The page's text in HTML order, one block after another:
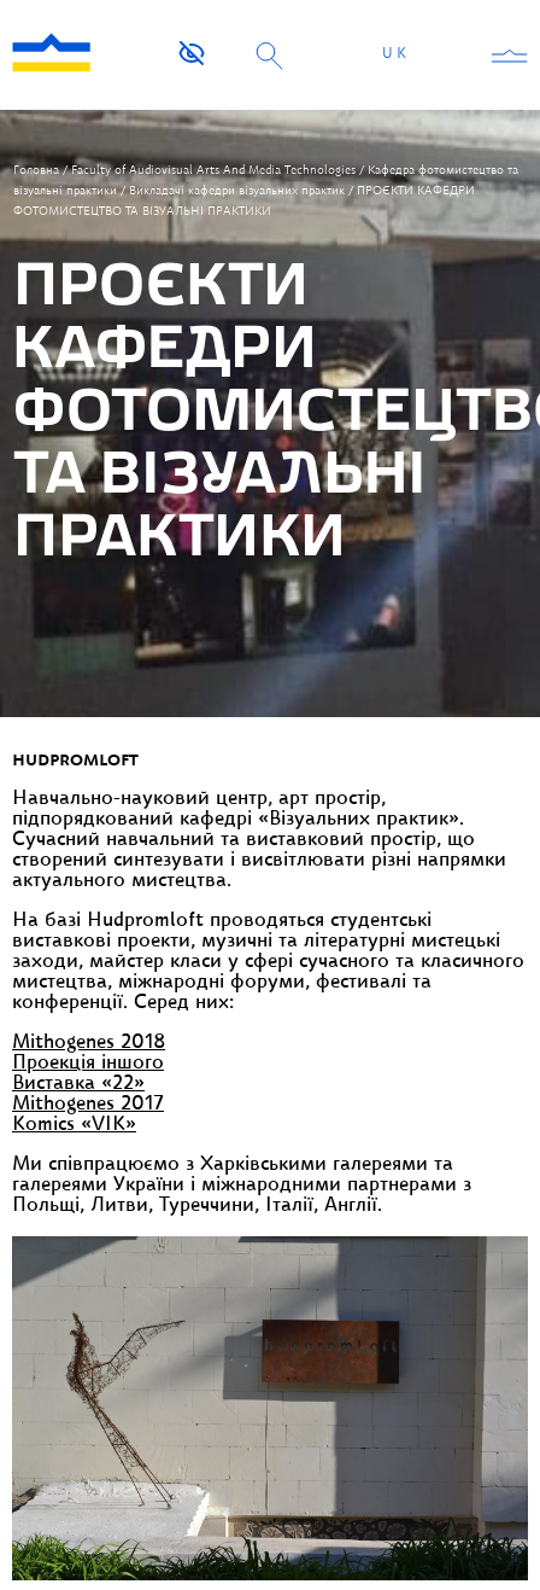
UK
Головна/Faculty of Audiovisual Arts And Media Technologies/Кафедра фотомистецтво та
візуальні практики/Викладачі кафедри візуальних практик / ПРОЄКТИ КАФЕДРИ
ФОТОМИСТЕЦТВО ТА ВІЗУАЛЬНІ ПРАКТИКИ
ПРОЄКТИ
КАФЕДРИ
ТА ВІЗУАЛЬНІ
ПРАКТИКИ
HUDPROMLOFT
Навчально-науковий центр, арт простір,
підпорядкований кафедрі «Візуальних практик».
Сучасний навчальний та виставковий простір, що
створений синтезувати і висвітлювати різні напрямки
актуального мистецтва.
На базі Hudpromloft проводяться студентські
виставкові проекти, музичні та літературні мистецькі
заходи, майстер класи у сфері сучасного та класичного
мистецтва, міжнародні форуми, фестивалі та
конференції. Серед них:
Mithogenes 2018
Проекція іншого
Виставка «22»
Mithogenes 2017
Komics «VIK»
Ми співпрацюємо з Харківськими галереями та
галереями України і міжнародними партнерами з
Польщі, Литви, Туреччини, Італії, Англії.